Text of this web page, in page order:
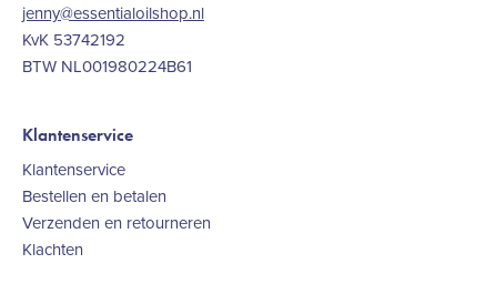
jenny@essentialoilshop.nl
KvK 53742192
BTW NL001980224B61
Klantenservice
Klantenservice
Bestellen en betalen
Verzenden en retourneren
Klachten